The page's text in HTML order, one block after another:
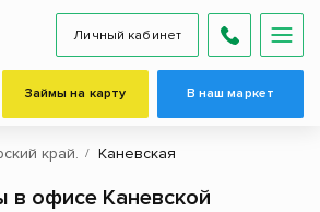
Личный кабинет
Займы на карту В наш маркет
край. Каневская
в офисе Каневской